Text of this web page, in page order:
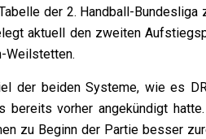
der 2. Handball-Bundesliga
aktuell den zweiten
Weilstetten.
der beiden Systeme, wie es
bereits vorher angekündigt
zu Beginn der Partie besser